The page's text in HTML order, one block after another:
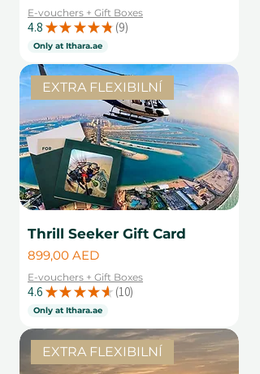
E-vouchers + Gift Boxes
4.8 ★ ★ ★ ★ ★ 9
9
Only at Ithara.ae
EXTRA FLEXIBILNÍ
Thrill Seeker Gift Card
Cena
899,00 AED
E-vouchers + Gift Boxes
4.6 ★ ★ ★ ★ ★ 10
10
Only at Ithara.ae
EXTRA FLEXIBILNÍ